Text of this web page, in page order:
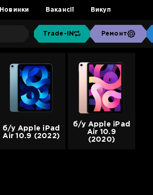
Новинки Вакансії Викуп
Trade-IN Ремонт
б/у Apple iPad
Air 10.9 (2022)
б/у Apple iPad
Air 10.9
(2020)